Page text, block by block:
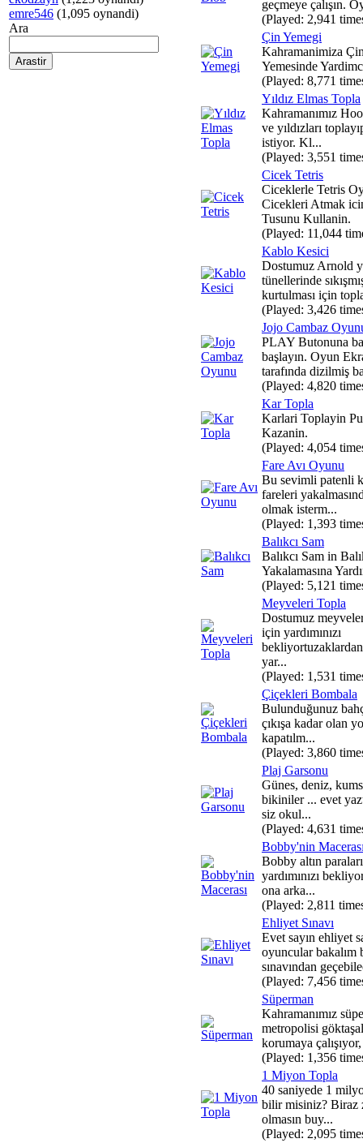
emre546 (1,095 oynandi)
Ara
geçmeye çalışın.
(Played: 2,941
Çin Yemegi
Kahramanimiza
Yemesinde
(Played: 8,771
Yıldız Elmas Topla
Kahramanımız
ve yıldızları
istiyor. Kl...
(Played: 3,551
Cicek Tetris
Ciceklerle Tetris
Cicekleri Atmak
Tusunu Kullanin.
(Played: 11,044
Kablo Kesici
Dostumuz Arnold
tünellerinde
kurtulması için
(Played: 3,426
Jojo Cambaz
PLAY Butonuna
başlayın. Oyun
tarafında dizilmiş
(Played: 4,820
Kar Topla
Karlari Toplayin
Kazanin.
(Played: 4,054
Fare Avı Oyunu
Bu sevimli patenli
fareleri
olmak isterm...
(Played: 1,393
Balıkcı Sam
Balıkcı Sam in
Yakalamasına
(Played: 5,121
Meyveleri Topla
Dostumuz
için yardımınızı
yar...
(Played: 1,531
Çiçekleri Bombala
Bulunduğunuz
çıkışa kadar olan
kapatılm...
(Played: 3,860
Plaj Garsonu
Günes, deniz,
bikiniler ... evet
siz okul...
(Played: 4,631
Bobby'nin
Bobby altın
yardımınızı
ona arka...
(Played: 2,811
Ehliyet Sınavı
Evet sayın ehliyet
oyuncular bakalım
sınavından
(Played: 7,456
Süperman
Kahramanımız
metropolisi
korumaya
(Played: 1,356
1 Miyon Topla
40 saniyede 1
bilir misiniz? Biraz
olmasın buy...
(Played: 2,095